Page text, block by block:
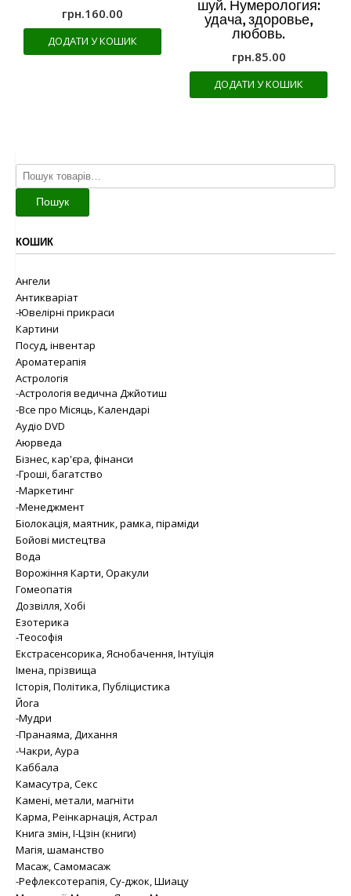
грн.160.00
ДОДАТИ У КОШИК
шуй. Нумерология:
удача, здоровье,
любовь.
грн.85.00
ДОДАТИ У КОШИК
Шукати:
Пошук
КОШИК
Ангели
Антикваріат
-Ювелірні прикраси
Картини
Посуд, інвентар
Ароматерапія
Астрологія
-Астрологія ведична Джйотиш
-Все про Місяць, Календарі
Аудіо DVD
Аюрведа
Бізнес, кар'єра, фінанси
-Гроші, багатство
-Маркетинг
-Менеджмент
Біолокація, маятник, рамка, піраміди
Бойові мистецтва
Вода
Ворожіння Карти, Оракули
Гомеопатія
Дозвілля, Хобі
Езотерика
-Теософія
Екстрасенсорика, Яснобачення, Інтуїція
Імена, прізвища
Історія, Політика, Публіцистика
Йога
-Мудри
-Пранаяма, Дихання
-Чакри, Аура
Каббала
Камасутра, Секс
Камені, метали, магніти
Карма, Реінкарнація, Астрал
Книга змін, І-Цзін (книги)
Магія, шаманство
Масаж, Самомасаж
-Рефлексотерапія, Су-джок, Шиацу